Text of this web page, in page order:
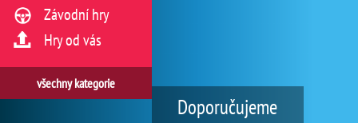
Závodní hry
Hry od vás
všechny kategorie
Doporučujeme